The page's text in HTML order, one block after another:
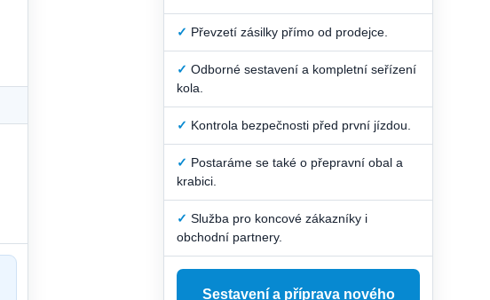
✓ Převzetí zásilky přímo od prodejce.
✓ Odborné sestavení a kompletní seřízení
kola.
✓ Kontrola bezpečnosti před první jízdou.
✓ Postaráme se také o přepravní obal a
krabici.
✓ Služba pro koncové zákazníky i
obchodní partnery.
Sestavení a příprava nového